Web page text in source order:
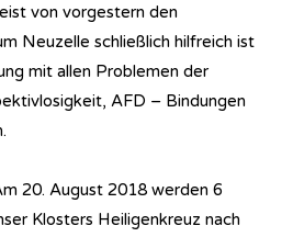
von vorgestern den
Neuzelle schließlich hilfreich ist
mit allen Problemen der
AFD – Bindungen
20. August 2018 werden 6
Klosters Heiligenkreuz nach